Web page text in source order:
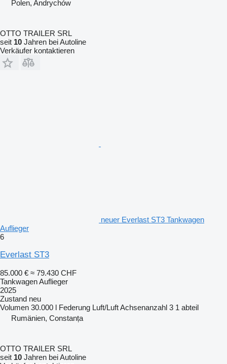
Polen, Andrychów
OTTO TRAILER SRL
seit 10 Jahren bei Autoline
Verkäufer kontaktieren
neuer Everlast ST3 Tankwagen
Auflieger
6
Everlast ST3
85.000 € ≈ 79.430 CHF
Tankwagen Auflieger
2025
Zustand neu
Volumen 30.000 l Federung Luft/LuftAchsenanzahl 3 1 abteil
Rumänien, Constanța
OTTO TRAILER SRL
seit 10 Jahren bei Autoline